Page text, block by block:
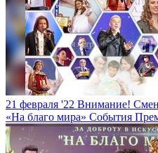
21 февраля '22 Внимание!
«На благо мира» События